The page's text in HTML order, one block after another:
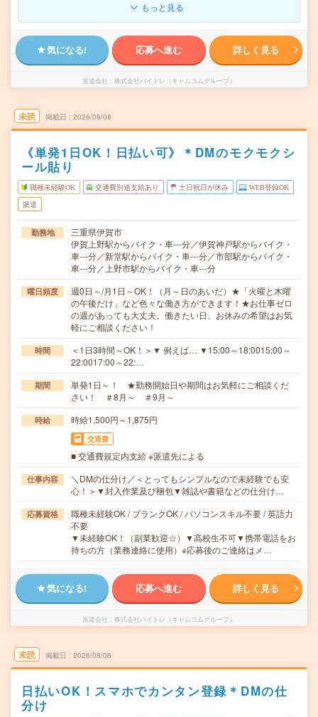
もっと見る
気になる! 応募へ進む 詳しく見る
派遣会社 株式会社バイトレ（キャムコムグループ）
未読 掲載日 2026/08/08
《単発1日OK！日払い可》＊DMのモクモクシ
ール貼り
職種未経験OK 交通費別途支給あり 土日祝日が休み WEB登録OK
派遣
勤務地
三重県伊賀市
伊賀上野駅からバイク・車---分／伊賀神戸駅からバイク・
車---分／新堂駅からバイク・車---分／市部駅からバイク・
車---分／上野市駅からバイク・車---分
曜日頻度
週0日～/月1日～OK！（月～日のあいだ）★「火曜と木曜
の午後だけ」など色々な働き方ができます！★お仕事ゼロ
の週があっても大丈夫。働きたい日、お休みの希望はお気
軽にご相談ください！
時間
＜1日3時間～OK！＞▼ 例えば… ▼15:00～18:0015:00～
22:0017:00～22:…
期間
単発1日～！ ★勤務開始日や期間はお気軽にご相談くだ
さい！ ＃8月～ ＃9月～
時給 時給1,500円～1,875円
交通費
■ 交通費規定内支給 ※派遣先による
仕事内容
＼DMの仕分け／＜とってもシンプルなので未経験でも安
心！＞▼封入作業及び梱包▼雑誌や書籍などの仕分け…
応募資格
職種未経験OK / ブランクOK / パソコンスキル不要 / 英語力
不要
▼未経験OK！（副業歓迎☆）▼高校生不可▼携帯電話をお
持ちの方（業務連絡に使用）※応募後のご連絡はメ…
気になる! 応募へ進む 詳しく見る
派遣会社 株式会社バイトレ（キャムコムグループ）
未読 掲載日 2026/08/08
日払いOK！スマホでカンタン登録＊DMの仕
分け